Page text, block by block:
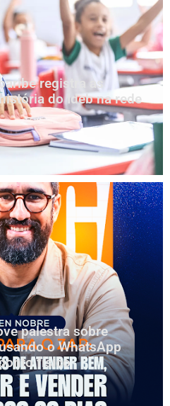
registra as
do Ideb na rede
palestra sobre
o WhatsApp
físico